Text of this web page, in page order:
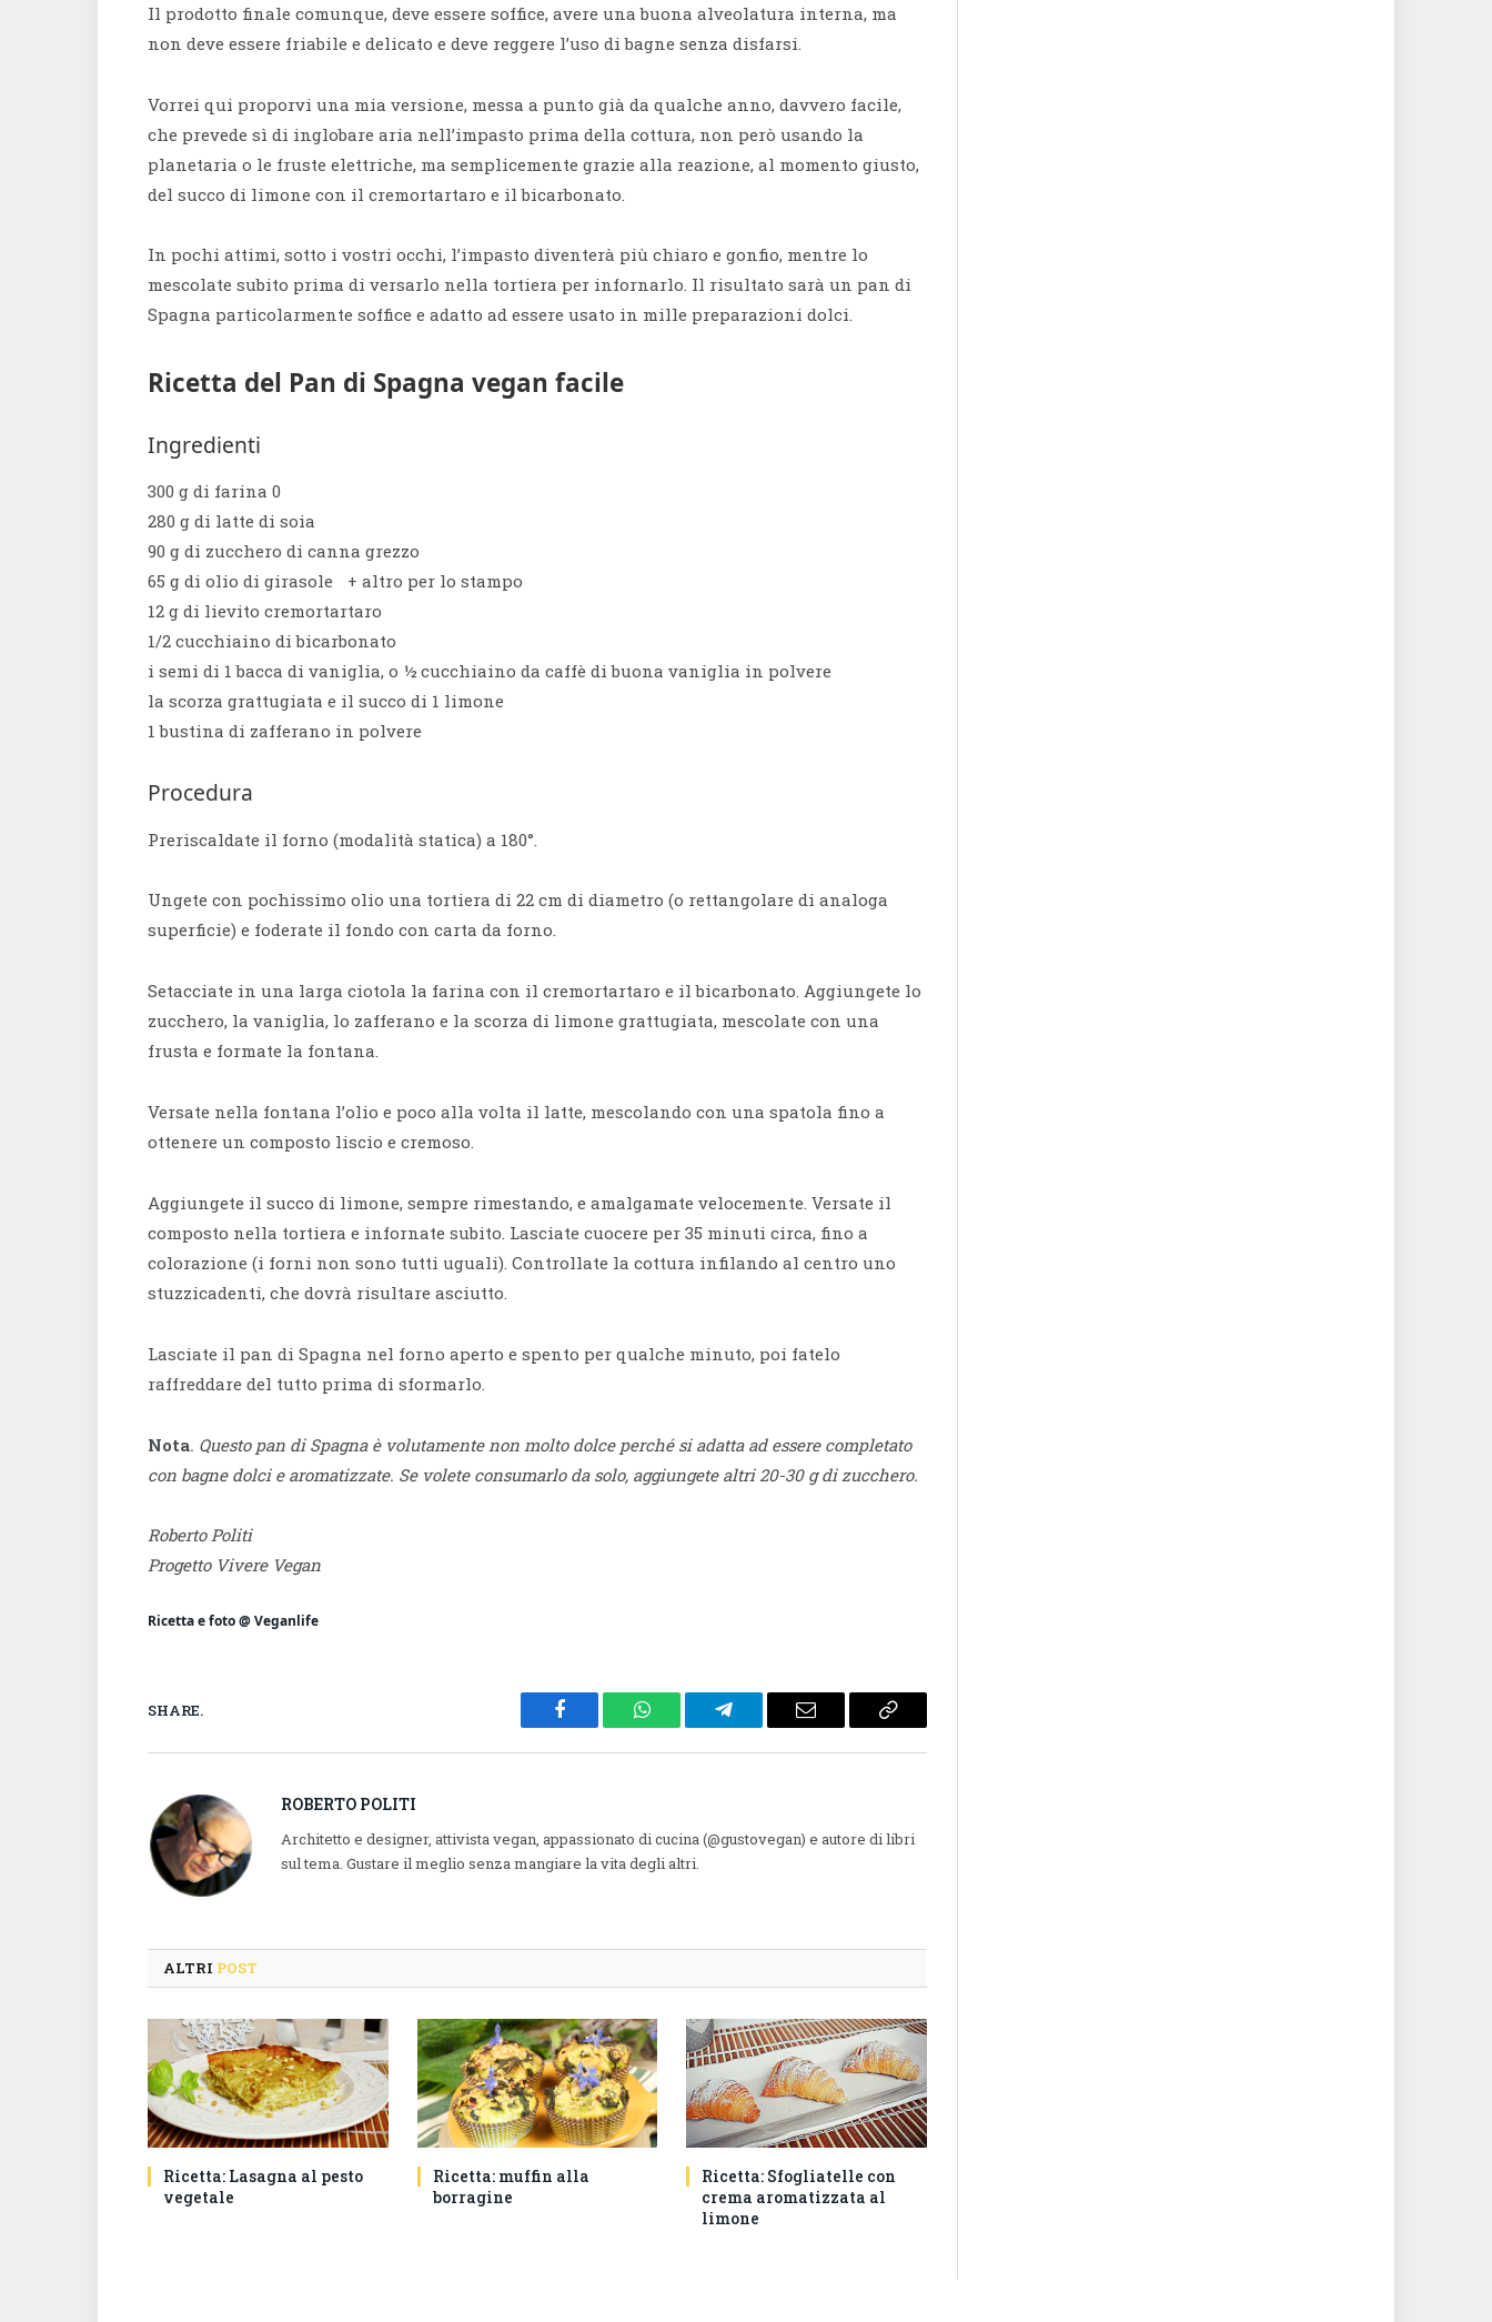
Il prodotto finale comunque, deve essere soffice, avere una buona alveolatura interna, ma
non deve essere friabile e delicato e deve reggere l’uso di bagne senza disfarsi.
Vorrei qui proporvi una mia versione, messa a punto già da qualche anno, davvero facile,
che prevede sì di inglobare aria nell’impasto prima della cottura, non però usando la
planetaria o le fruste elettriche, ma semplicemente grazie alla reazione, al momento giusto,
del succo di limone con il cremortartaro e il bicarbonato.
In pochi attimi, sotto i vostri occhi, l’impasto diventerà più chiaro e gonfio, mentre lo
mescolate subito prima di versarlo nella tortiera per infornarlo. Il risultato sarà un pan di
Spagna particolarmente soffice e adatto ad essere usato in mille preparazioni dolci.
Ricetta del Pan di Spagna vegan facile
Ingredienti
300 g di farina 0
280 g di latte di soia
90 g di zucchero di canna grezzo
65 g di olio di girasole + altro per lo stampo
12 g di lievito cremortartaro
1/2 cucchiaino di bicarbonato
i semi di 1 bacca di vaniglia, o ½ cucchiaino da caffè di buona vaniglia in polvere
la scorza grattugiata e il succo di 1 limone
1 bustina di zafferano in polvere
Procedura
Preriscaldate il forno (modalità statica) a 180°.
Ungete con pochissimo olio una tortiera di 22 cm di diametro (o rettangolare di analoga
superficie) e foderate il fondo con carta da forno.
Setacciate in una larga ciotola la farina con il cremortartaro e il bicarbonato. Aggiungete lo
zucchero, la vaniglia, lo zafferano e la scorza di limone grattugiata, mescolate con una
frusta e formate la fontana.
Versate nella fontana l’olio e poco alla volta il latte, mescolando con una spatola fino a
ottenere un composto liscio e cremoso.
Aggiungete il succo di limone, sempre rimestando, e amalgamate velocemente. Versate il
composto nella tortiera e infornate subito. Lasciate cuocere per 35 minuti circa, fino a
colorazione (i forni non sono tutti uguali). Controllate la cottura infilando al centro uno
stuzzicadenti, che dovrà risultare asciutto.
Lasciate il pan di Spagna nel forno aperto e spento per qualche minuto, poi fatelo
raffreddare del tutto prima di sformarlo.
Nota. Questo pan di Spagna è volutamente non molto dolce perché si adatta ad essere completato
con bagne dolci e aromatizzate. Se volete consumarlo da solo, aggiungete altri 20-30 g di zucchero.
Roberto Politi
Progetto Vivere Vegan
Ricetta e foto @ Veganlife
SHARE.
Facebook WhatsAppTelegram Email
Copy
ROBERTO POLITI
Architetto e designer, attivista vegan, appassionato di cucina (@gustovegan) e autore di libri
sul tema. Gustare il meglio senza mangiare la vita degli altri.
ALTRI POST
Ricetta: Lasagna al pesto
vegetale
Ricetta: muffin alla
borragine
Ricetta: Sfogliatelle con
crema aromatizzata al
limone